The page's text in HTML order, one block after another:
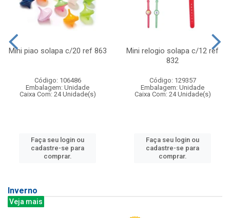
Mini piao solapa c/20 ref 863
Código: 106486
Embalagem: Unidade
Caixa Com: 24 Unidade(s)
Faça seu login ou
cadastre-se para
comprar.
Mini relogio solapa c/12 ref
832
Código: 129357
Embalagem: Unidade
Caixa Com: 24 Unidade(s)
Faça seu login ou
cadastre-se para
comprar.
Inverno
Veja mais